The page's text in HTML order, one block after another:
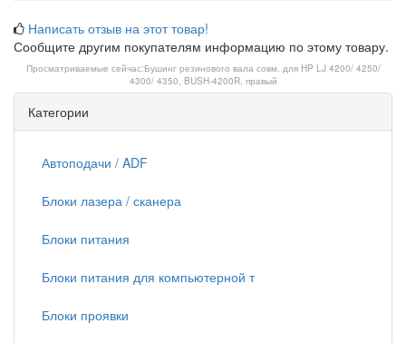
Написать отзыв на этот товар!
Сообщите другим покупателям информацию по этому товару.
Просматриваемые сейчас:Бушинг резинового вала совм. для HP LJ 4200/ 4250/
4300/ 4350, BUSH-4200R, правый
Категории
Автоподачи / ADF
Блоки лазера / сканера
Блоки питания
Блоки питания для компьютерной т
Блоки проявки